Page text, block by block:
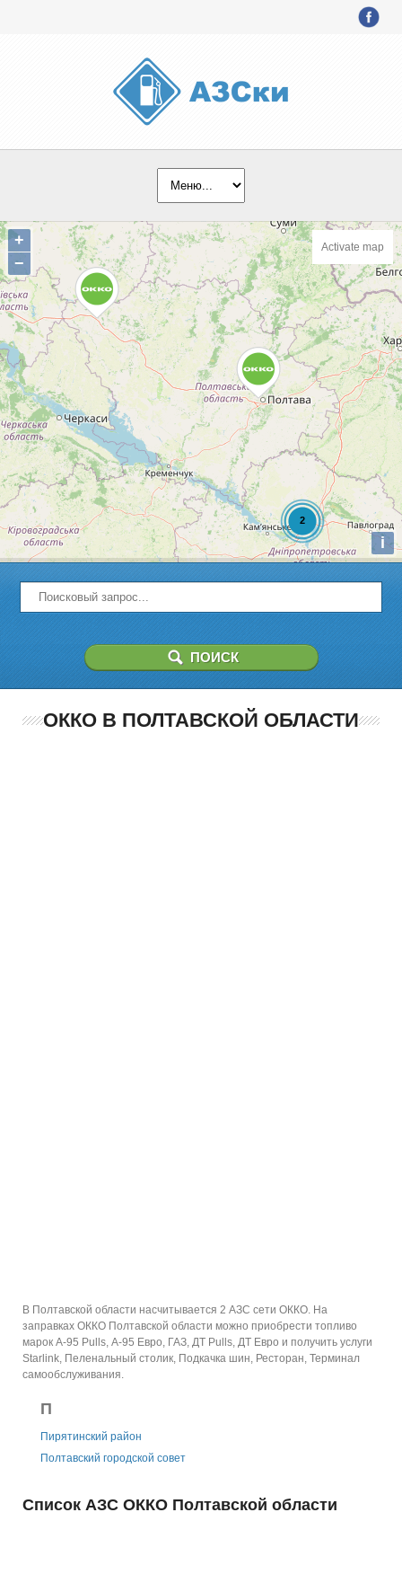
+
−
i
Activate map
ОККО В ПОЛТАВСКОЙ ОБЛАСТИ
В Полтавской области насчитывается 2 АЗС сети ОККО. На
заправках ОККО Полтавской области можно приобрести топливо
марок А-95 Pulls, А-95 Евро, ГАЗ, ДТ Pulls, ДТ Евро и получить услуги
Starlink, Пеленальный столик, Подкачка шин, Ресторан, Терминал
самообслуживания.
П
Пирятинский район
Полтавский городской совет
Список АЗС ОККО Полтавской области